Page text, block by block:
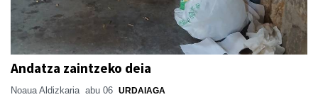
Andatza zaintzeko deia
Noaua Aldizkaria abu 06 URDAIAGA